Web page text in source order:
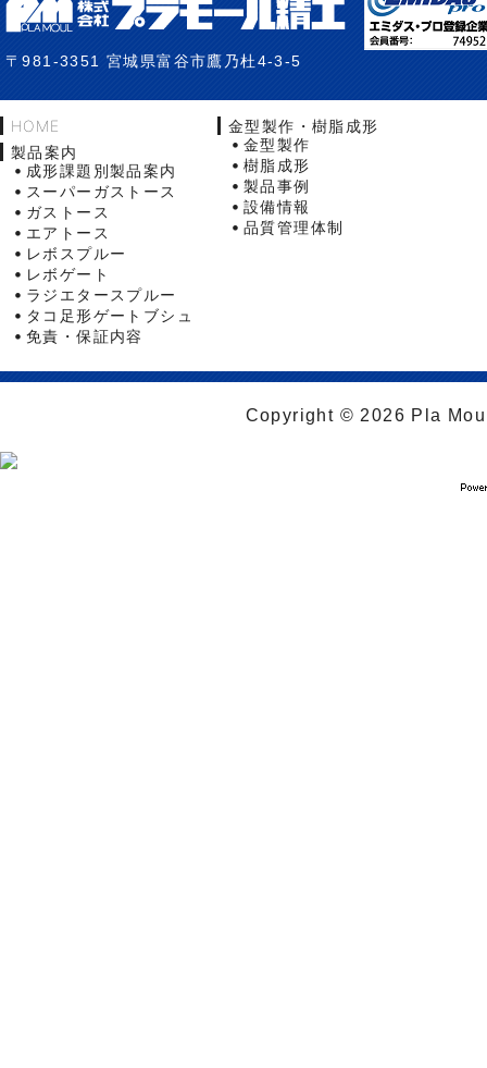
〒981-3351 宮城県富谷市鷹乃杜4-3-5
HOME
製品案内
成形課題別製品案内
スーパーガストース
ガストース
エアトース
レボスプルー
レボゲート
ラジエタースプルー
タコ足形ゲートブシュ
免責・保証内容
金型製作・樹脂成形
金型製作
樹脂成形
製品事例
設備情報
品質管理体制
Copyright © 2026 Pla